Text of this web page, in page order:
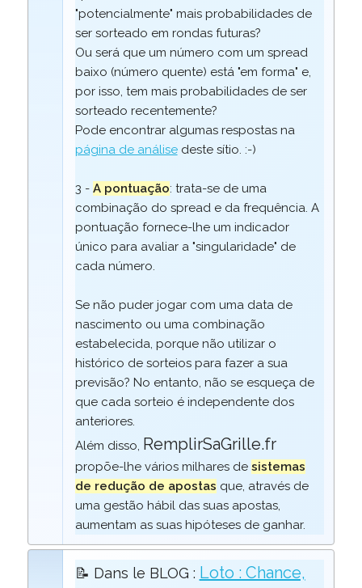
"potencialmente" mais probabilidades de
ser sorteado em rondas futuras?
Ou será que um número com um spread
baixo (número quente) está "em forma" e,
por isso, tem mais probabilidades de ser
sorteado recentemente?
Pode encontrar algumas respostas na
página de análisedeste sítio. :-)
3 - A pontuação: trata-se de uma
combinação do spread e da frequência. A
pontuação fornece-lhe um indicador
único para avaliar a "singularidade" de
cada número.
Se não puder jogar com uma data de
nascimento ou uma combinação
estabelecida, porque não utilizar o
histórico de sorteios para fazer a sua
previsão? No entanto, não se esqueça de
que cada sorteio é independente dos
anteriores.
Além disso, RemplirSaGrille.fr
propõe-lhe vários milhares de sistemas
de redução de apostas que, através de
uma gestão hábil das suas apostas,
aumentam as suas hipóteses de ganhar.
📝 Dans le BLOG : Loto : Chance,